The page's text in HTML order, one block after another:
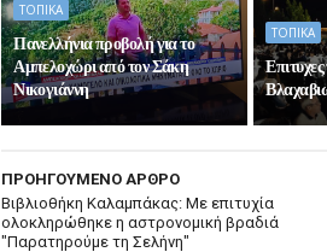
ΤΟΠΙΚΑ
Πανελλήνια προβολή για το
Αμπελοχώρι από τον Σάκη
Νικογιάννη
ΤΟΠΙΚΑ
ΠΡΟΗΓΟΥΜΕΝΟ ΑΡΘΡΟ
Βιβλιοθήκη Καλαμπάκας: Με επιτυχία
ολοκληρώθηκε η αστρονομική βραδιά
"Παρατηρούμε τη Σελήνη"